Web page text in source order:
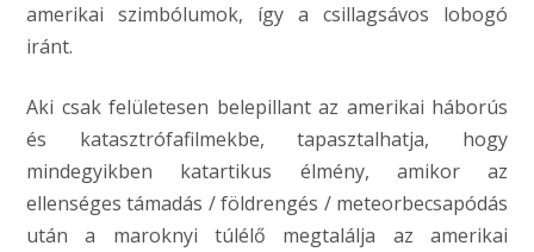
amerikai szimbólumok, így a csillagsávos lobogó
iránt.
Aki csak felületesen belepillant az amerikai háborús
és katasztrófafilmekbe, tapasztalhatja, hogy
mindegyikben katartikus élmény, amikor az
ellenséges támadás / földrengés / meteorbecsapódás
után a maroknyi túlélő megtalálja az amerikai